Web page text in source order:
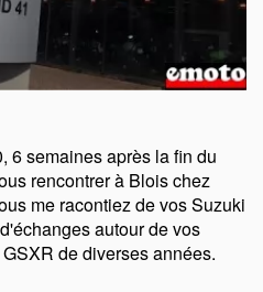
6 semaines après la fin du
rencontrer à Blois chez
me racontiez de vos Suzuki
autour de vos
de diverses années.